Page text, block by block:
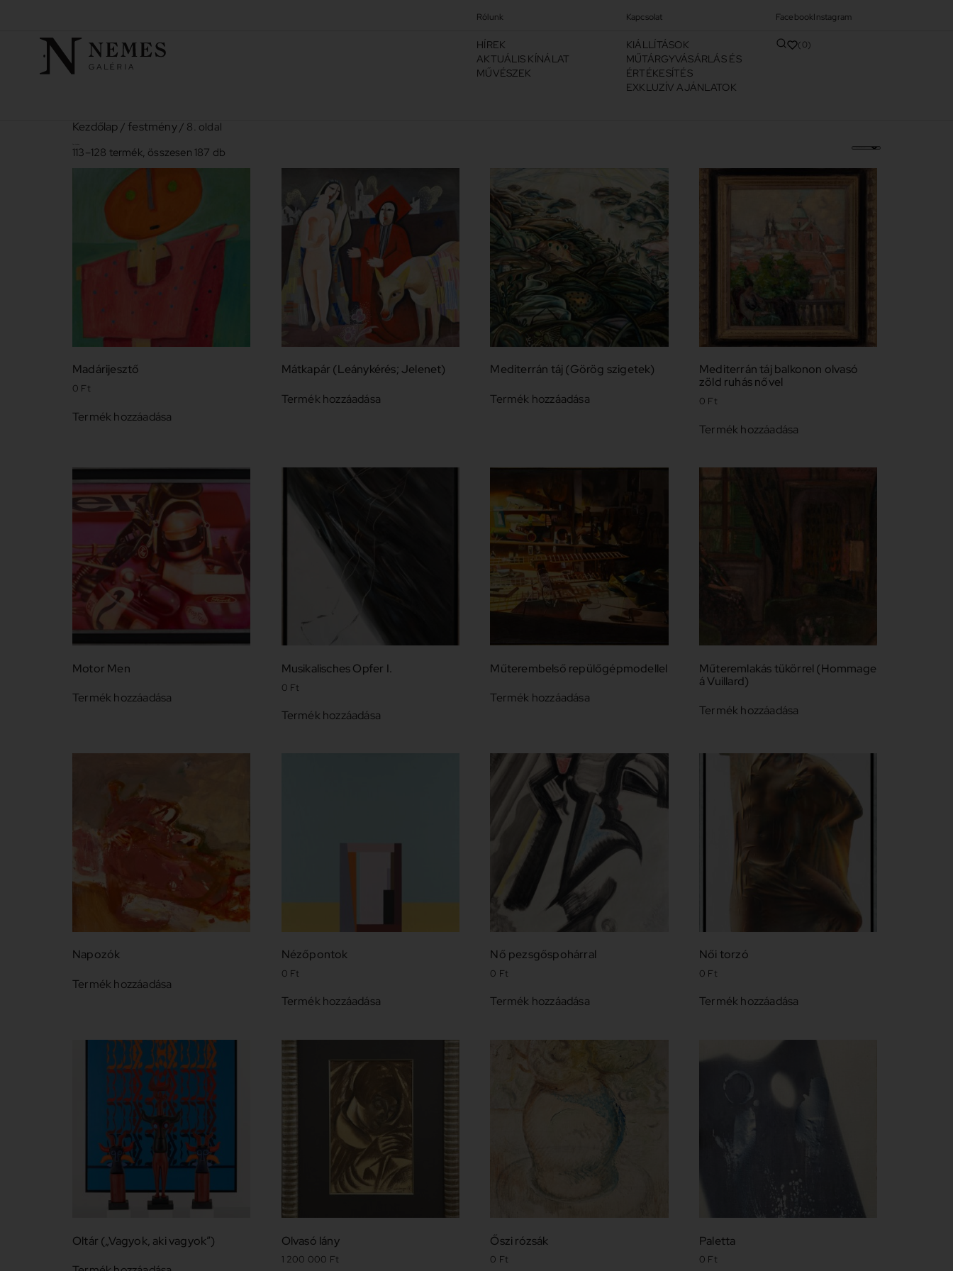
Rólunk Kapcsolat FacebookInstagram
HÍREK
AKTUÁLIS KÍNÁLAT
MŰVÉSZEK
KIÁLLÍTÁSOK
MŰTÁRGYVÁSÁRLÁS ÉS
ÉRTÉKESÍTÉS
EXKLUZÍV AJÁNLATOK
0
Kezdőlap /festmény/ 8. oldal
113–128 termék, összesen 187 db
Madárijesztő
0 Ft
Termék hozzáadása
Mátkapár (Leánykérés; Jelenet)
Termék hozzáadása
Mediterrán táj (Görög szigetek)
Termék hozzáadása
Mediterrán táj balkonon olvasó
zöld ruhás nővel
0 Ft
Termék hozzáadása
Motor Men
Termék hozzáadása
Musikalisches Opfer I.
0 Ft
Termék hozzáadása
Műterembelső repülőgépmodellel
Termék hozzáadása
Műteremlakás tükörrel (Hommage
á Vuillard)
Termék hozzáadása
Napozók
Termék hozzáadása
Nézőpontok
0 Ft
Termék hozzáadása
Nő pezsgőspohárral
0 Ft
Termék hozzáadása
Női torzó
0 Ft
Termék hozzáadása
Oltár („Vagyok, aki vagyok”)
Olvasó lány
1 200 000 Ft
Őszi rózsák
0 Ft
Paletta
0 Ft